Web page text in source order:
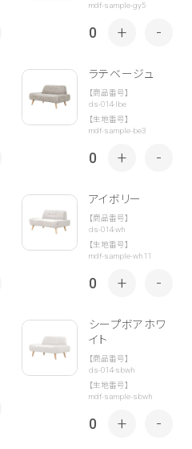
mdf-sample-gy5
0 + -
ラテベージュ
【商品番号】
ds-014-lbe
【生地番号】
mdf-sample-be3
0 + -
アイボリー
【商品番号】
ds-014-wh
【生地番号】
mdf-sample-wh11
0 + -
シープボアホワ
イト
【商品番号】
ds-014-sbwh
【生地番号】
mdf-sample-sbwh
0 + -